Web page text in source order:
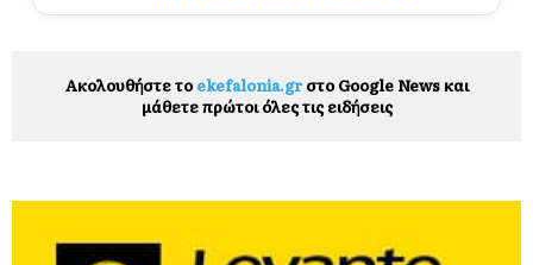
Ακολουθήστε το ekefalonia.grστο Google News και
μάθετε πρώτοι όλες τις ειδήσεις